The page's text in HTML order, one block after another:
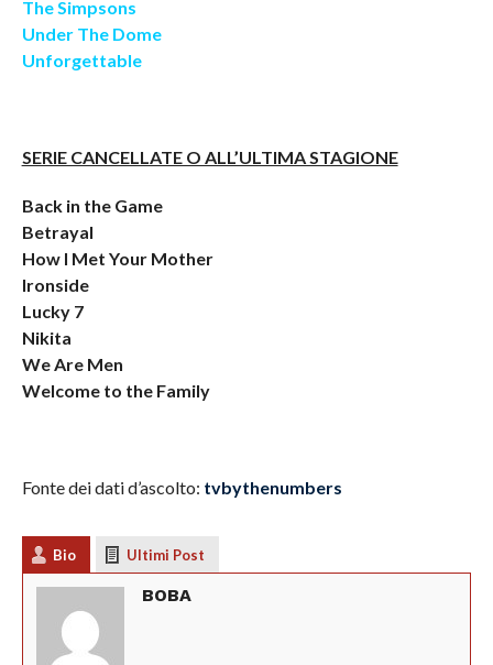
The Simpsons
Under The Dome
Unforgettable
SERIE CANCELLATE O ALL’ULTIMA STAGIONE
Back in the Game
Betrayal
How I Met Your Mother
Ironside
Lucky 7
Nikita
We Are Men
Welcome to the Family
Fonte dei dati d’ascolto: tvbythenumbers
Bio Ultimi Post
BOBA